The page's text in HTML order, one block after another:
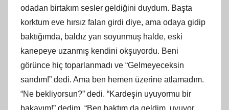
odadan birtakım sesler geldiğini duydum. Başta
korktum eve hırsız falan girdi diye, ama odaya gidip
baktığımda, baldız yarı soyunmuş halde, eski
kanepeye uzanmış kendini okşuyordu. Beni
görünce hiç toparlanmadı ve “Gelmeyeceksin
sandım!” dedi. Ama ben hemen üzerine atlamadım.
“Ne bekliyorsun?” dedi. “Kardeşin uyuyormu bir
bakayım!” dedim. “Ben baktım da geldim, uyuyor,